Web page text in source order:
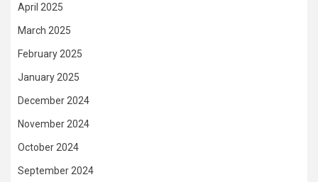
April 2025
March 2025
February 2025
January 2025
December 2024
November 2024
October 2024
September 2024